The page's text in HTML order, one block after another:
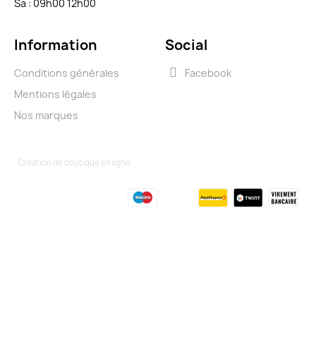
Sa : 09h00 12h00
Information
Conditions générales
Mentions légales
Nos marques
Social
Facebook
Création de boutique en ligne